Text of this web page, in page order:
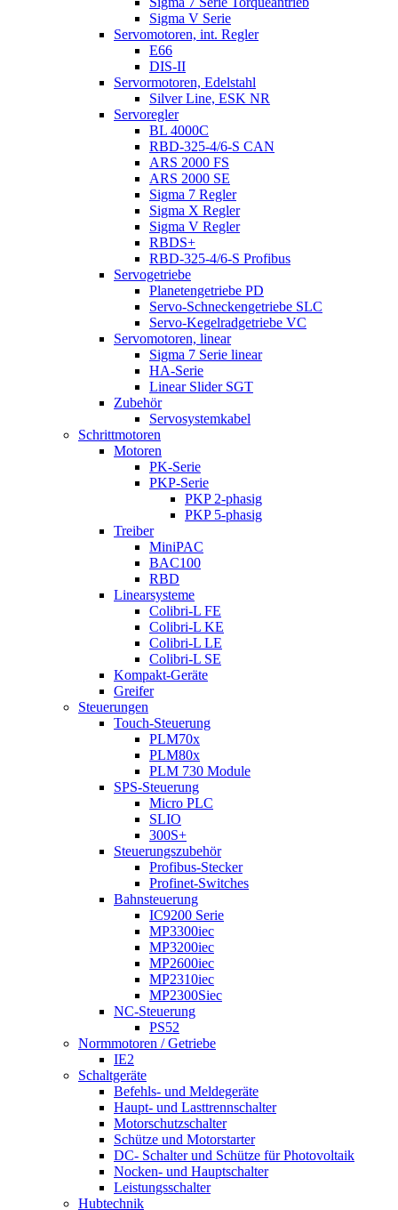
Sigma V Serie
Servomotoren, int. Regler
E66
DIS-II
Servormotoren, Edelstahl
Silver Line, ESK NR
Servoregler
BL 4000C
RBD-325-4/6-S CAN
ARS 2000 FS
ARS 2000 SE
Sigma 7 Regler
Sigma X Regler
Sigma V Regler
RBDS+
RBD-325-4/6-S Profibus
Servogetriebe
Planetengetriebe PD
Servo-Schneckengetriebe SLC
Servo-Kegelradgetriebe VC
Servomotoren, linear
Sigma 7 Serie linear
HA-Serie
Linear Slider SGT
Zubehör
Servosystemkabel
Schrittmotoren
Motoren
PK-Serie
PKP-Serie
PKP 2-phasig
PKP 5-phasig
Treiber
MiniPAC
BAC100
RBD
Linearsysteme
Colibri-L FE
Colibri-L KE
Colibri-L LE
Colibri-L SE
Kompakt-Geräte
Greifer
Steuerungen
Touch-Steuerung
PLM70x
PLM80x
PLM 730 Module
SPS-Steuerung
Micro PLC
SLIO
300S+
Steuerungszubehör
Profibus-Stecker
Profinet-Switches
Bahnsteuerung
IC9200 Serie
MP3300iec
MP3200iec
MP2600iec
MP2310iec
MP2300Siec
NC-Steuerung
PS52
Normmotoren / Getriebe
IE2
Schaltgeräte
Befehls- und Meldegeräte
Haupt- und Lasttrennschalter
Motorschutzschalter
Schütze und Motorstarter
DC- Schalter und Schütze für Photovoltaik
Nocken- und Hauptschalter
Leistungsschalter
Hubtechnik